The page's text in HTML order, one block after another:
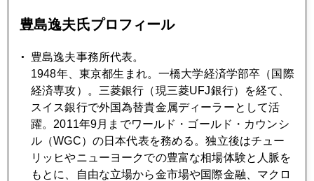
債券自警団、東京に上陸
2026年01月21日
高市首相、国際金価格を揺らす
2026年01月20日
豊島逸夫氏プロフィール
豊島逸夫事務所代表。
1948年、東京都生まれ。一橋大学経済学部卒（国際
経済専攻）。三菱銀行（現三菱UFJ銀行）を経て、
スイス銀行で外国為替貴金属ディーラーとして活
躍。2011年9月までワールド・ゴールド・カウンシ
ル（WGC）の日本代表を務める。独立後はチュー
リッヒやニューヨークでの豊富な相場体験と人脈を
もとに、自由な立場から金市場や国際金融、マクロ